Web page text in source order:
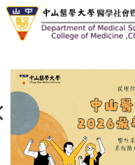
跳
到
容
區